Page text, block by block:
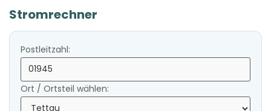
Stromrechner
Postleitzahl:
Ort / Ortsteil wählen: